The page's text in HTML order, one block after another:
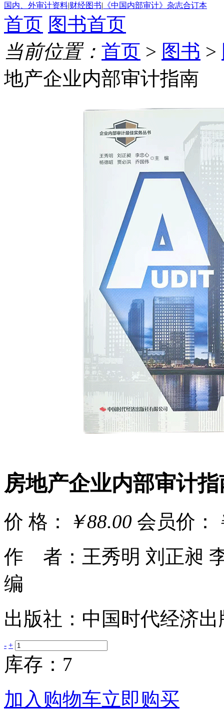
国内、外审计资料|财经图书| 《中国内部审计》杂志合订本
首页 图书首页
当前位置： 首页 > 图书 >
地产企业内部审计指南
房地产企业内部审计指
价 格： ￥88.00 会员价：
作 者：王秀明 刘正昶
编
出版社：中国时代经济出
- +
库存：7
加入购物车立即购买